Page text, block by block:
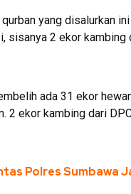
yang disalurkan
sisanya 2 ekor
ada 31 ekor
2 ekor kambing dari
Polres Sumbawa